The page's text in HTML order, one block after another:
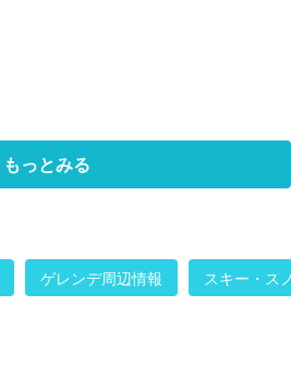
もっとみる
ゲレンデ周辺情報 スキー・ス